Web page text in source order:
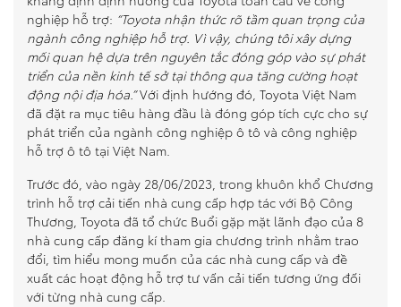
nghiệp hỗ trợ: “Toyota nhận thức rõ tầm quan trọng của
ngành công nghiệp hỗ trợ. Vì vậy, chúng tôi xây dựng
mối quan hệ dựa trên nguyên tắc đóng góp vào sự phát
triển của nền kinh tế sở tại thông qua tăng cường hoạt
động nội địa hóa.”Với định hướng đó, Toyota Việt Nam
đã đặt ra mục tiêu hàng đầu là đóng góp tích cực cho sự
phát triển của ngành công nghiệp ô tô và công nghiệp
hỗ trợ ô tô tại Việt Nam.
Trước đó, vào ngày 28/06/2023, trong khuôn khổ Chương
trình hỗ trợ cải tiến nhà cung cấp hợp tác với Bộ Công
Thương, Toyota đã tổ chức Buổi gặp mặt lãnh đạo của 8
nhà cung cấp đăng kí tham gia chương trình nhằm trao
đổi, tìm hiểu mong muốn của các nhà cung cấp và đề
xuất các hoạt động hỗ trợ tư vấn cải tiến tương ứng đối
với từng nhà cung cấp.